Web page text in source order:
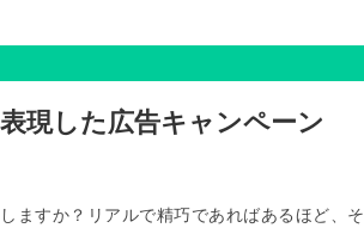
現した広告キャンペーン
ますか？リアルで精巧であればあるほど、そ